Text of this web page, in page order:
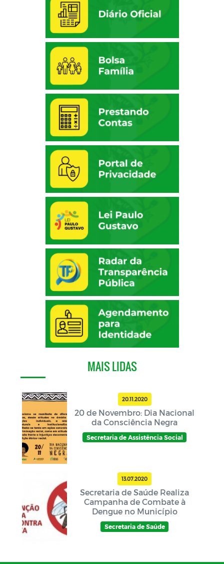
MAIS LIDAS
20.11.2020
20 de Novembro: Dia Nacional
da Consciência Negra
Secretaria de Assistência Social
13.07.2020
Secretaria de Saúde Realiza
Campanha de Combate à
Dengue no Município
Secretaria de Saúde